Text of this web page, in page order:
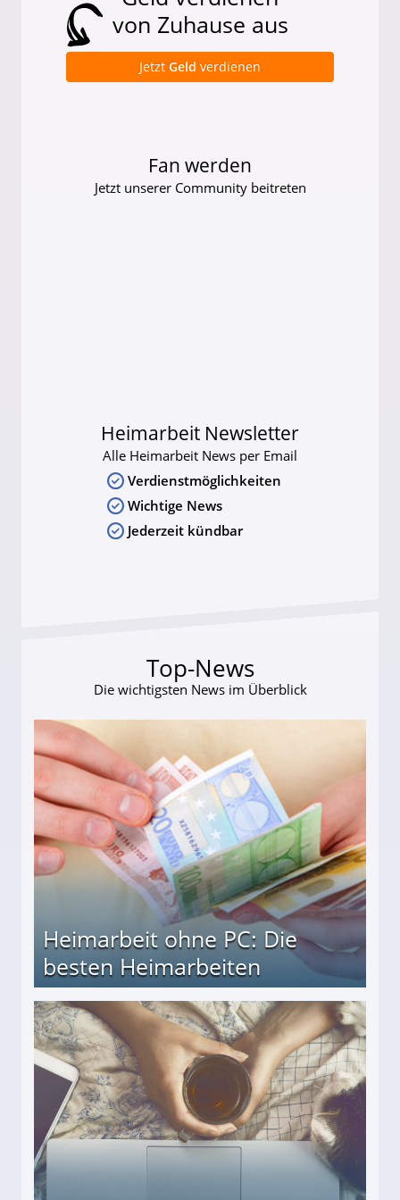
von Zuhause aus
Jetzt Geld verdienen
Fan werden
Jetzt unserer Community beitreten
Heimarbeit Newsletter
Alle Heimarbeit News per Email
Verdienstmöglichkeiten
Wichtige News
Jederzeit kündbar
Top-News
Die wichtigsten News im Überblick
Heimarbeit ohne PC: Die
besten Heimarbeiten